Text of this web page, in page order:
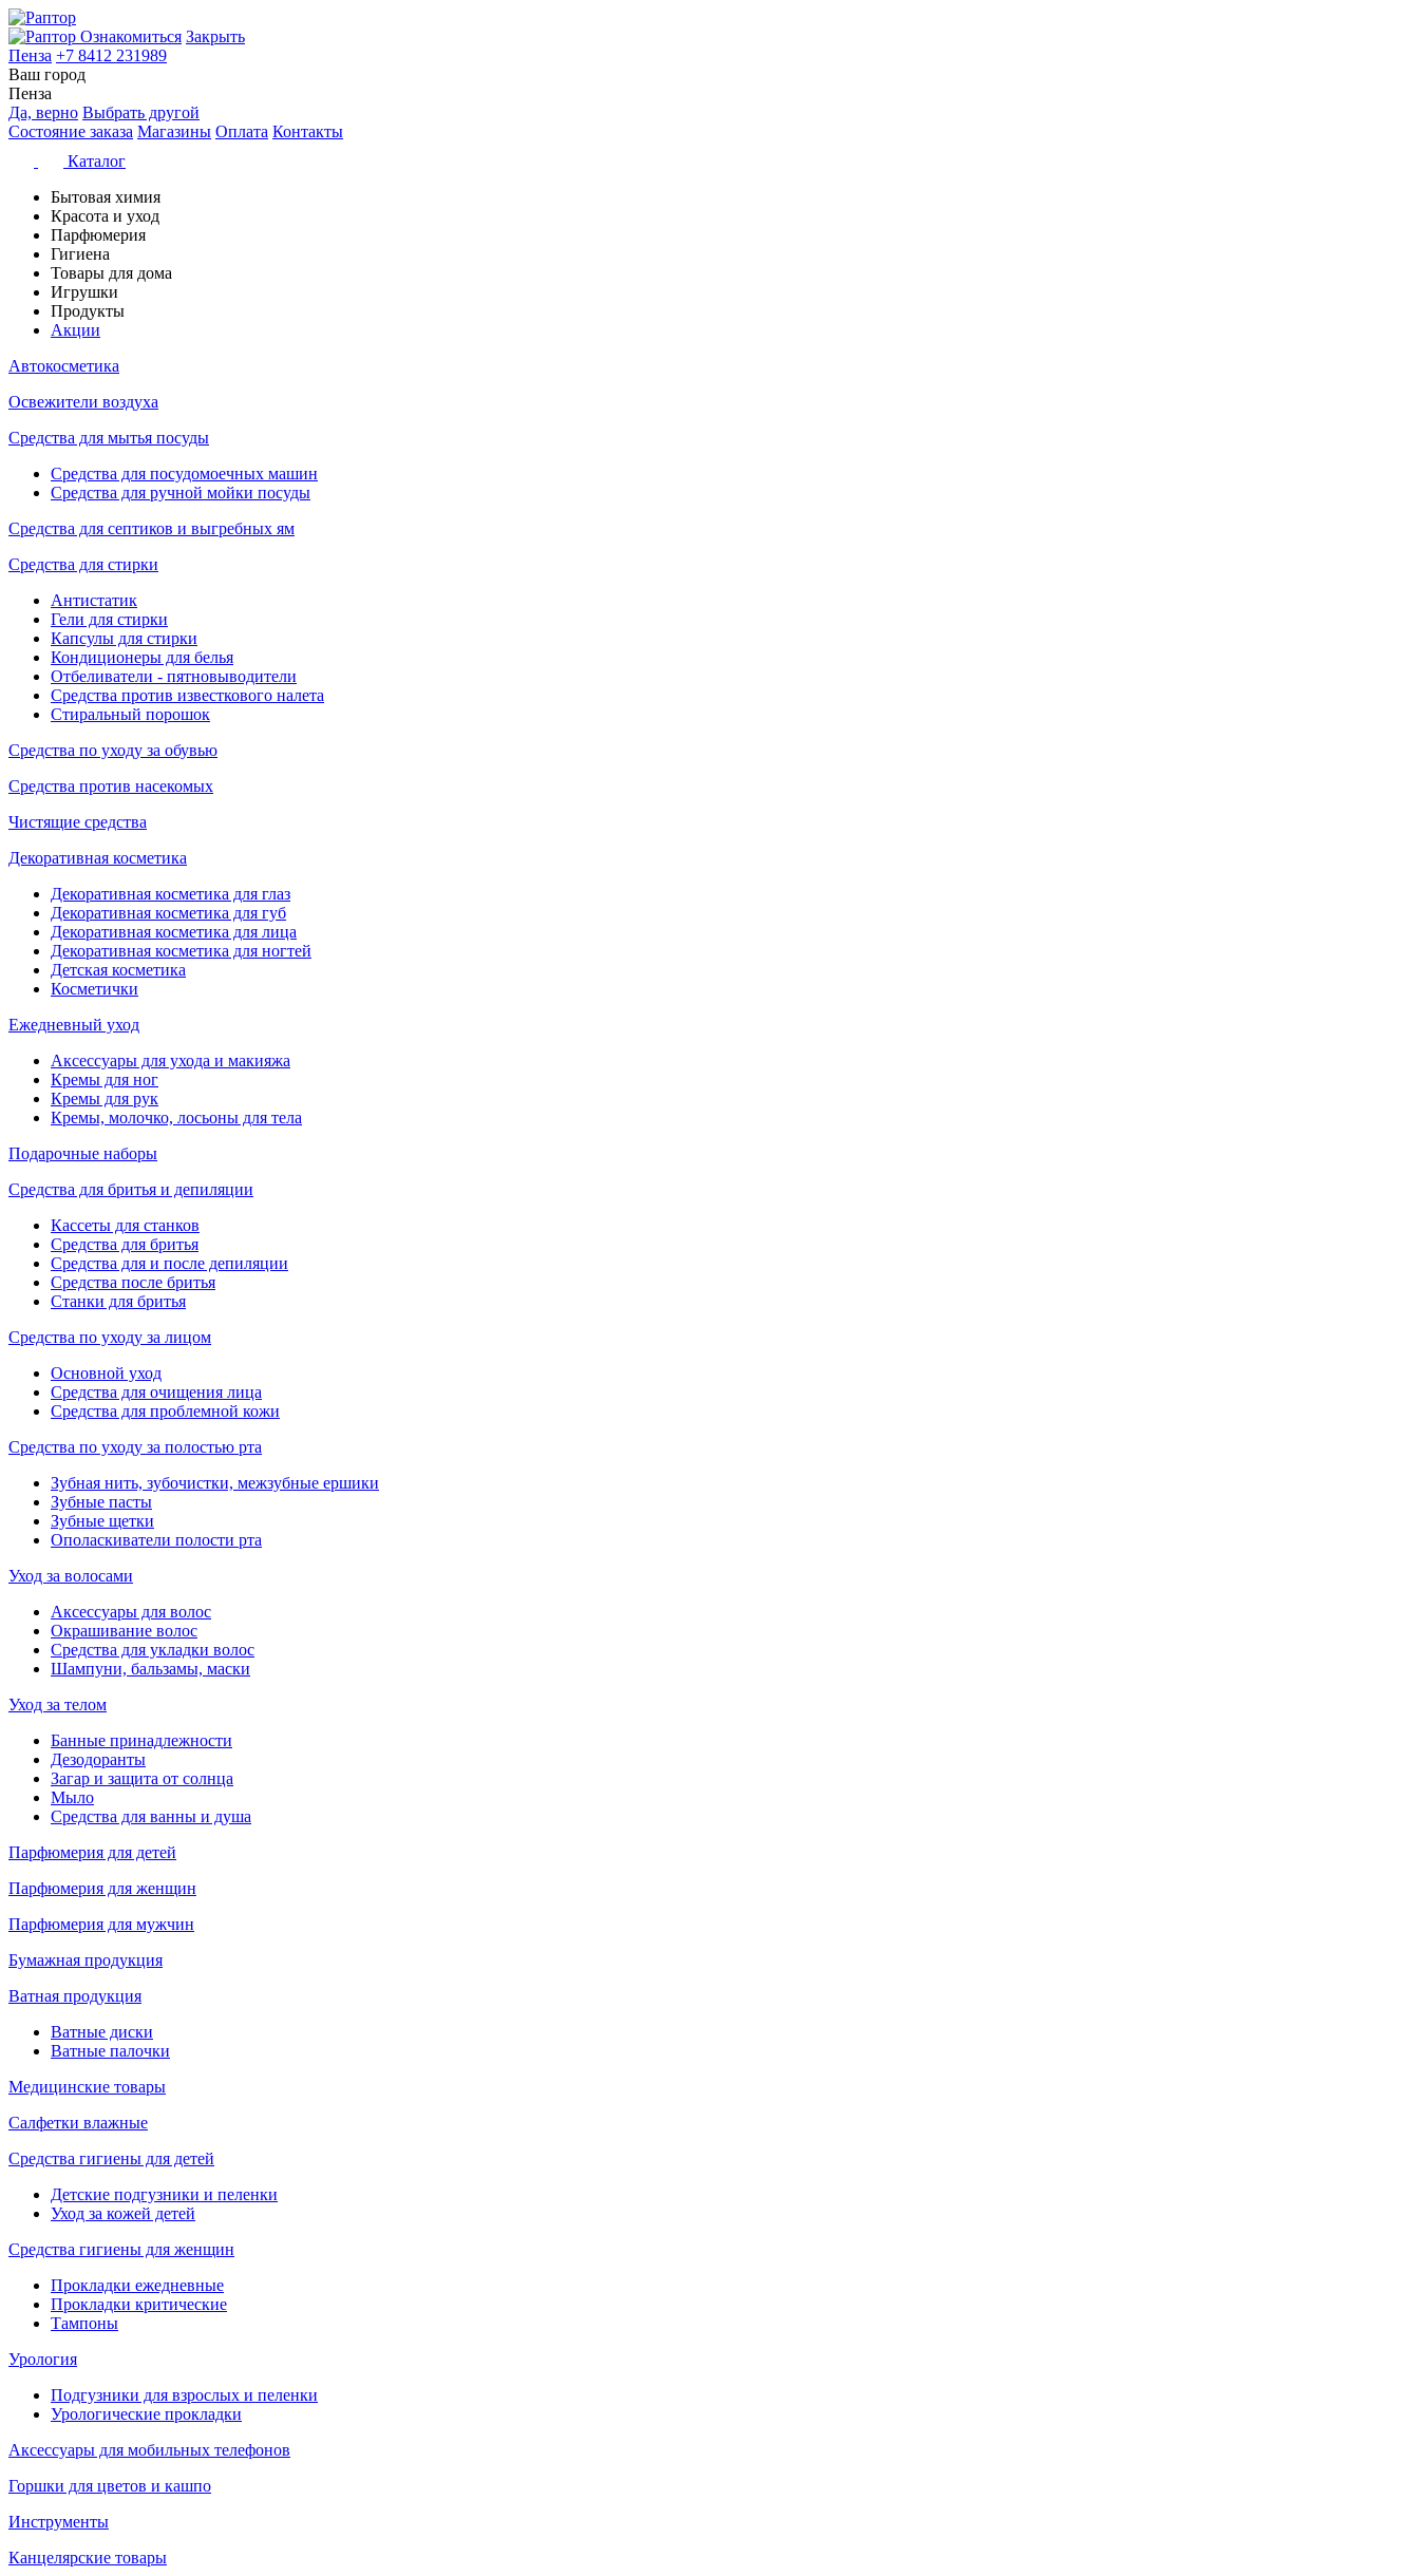
Ознакомиться Закрыть
Пенза +7 8412 231989
Ваш город
Пенза
Да, верно Выбрать другой
Состояние заказа Магазины Оплата Контакты
Каталог
Бытовая химия
Красота и уход
Парфюмерия
Гигиена
Товары для дома
Игрушки
Продукты
Акции
Автокосметика
Освежители воздуха
Средства для мытья посуды
Средства для посудомоечных машин
Средства для ручной мойки посуды
Средства для септиков и выгребных ям
Средства для стирки
Антистатик
Гели для стирки
Капсулы для стирки
Кондиционеры для белья
Отбеливатели - пятновыводители
Средства против известкового налета
Стиральный порошок
Средства по уходу за обувью
Средства против насекомых
Чистящие средства
Декоративная косметика
Декоративная косметика для глаз
Декоративная косметика для губ
Декоративная косметика для лица
Декоративная косметика для ногтей
Детская косметика
Косметички
Ежедневный уход
Аксессуары для ухода и макияжа
Кремы для ног
Кремы для рук
Кремы, молочко, лосьоны для тела
Подарочные наборы
Средства для бритья и депиляции
Кассеты для станков
Средства для бритья
Средства для и после депиляции
Средства после бритья
Станки для бритья
Средства по уходу за лицом
Основной уход
Средства для очищения лица
Средства для проблемной кожи
Средства по уходу за полостью рта
Зубная нить, зубочистки, межзубные ершики
Зубные пасты
Зубные щетки
Ополаскиватели полости рта
Уход за волосами
Аксессуары для волос
Окрашивание волос
Средства для укладки волос
Шампуни, бальзамы, маски
Уход за телом
Банные принадлежности
Дезодоранты
Загар и защита от солнца
Мыло
Средства для ванны и душа
Парфюмерия для детей
Парфюмерия для женщин
Парфюмерия для мужчин
Бумажная продукция
Ватная продукция
Ватные диски
Ватные палочки
Медицинские товары
Салфетки влажные
Средства гигиены для детей
Детские подгузники и пеленки
Уход за кожей детей
Средства гигиены для женщин
Прокладки ежедневные
Прокладки критические
Тампоны
Урология
Подгузники для взрослых и пеленки
Урологические прокладки
Аксессуары для мобильных телефонов
Горшки для цветов и кашпо
Инструменты
Канцелярские товары